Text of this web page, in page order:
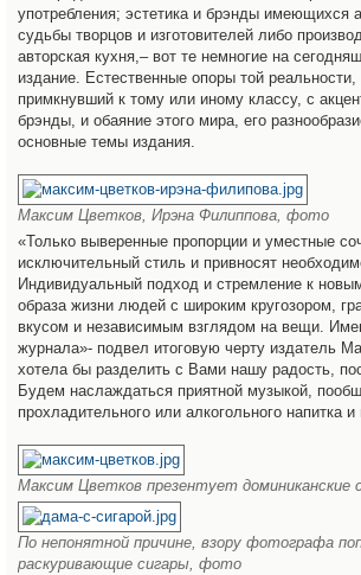
употребления; эстетика и брэнды имеющихся
судьбы творцов и изготовителей либо
авторская кухня,– вот те немногие на
издание. Естественные опоры той
примкнувший к тому или иному классу, с
брэнды, и обаяние этого мира, его
основные темы издания.
Максим Цветков, Ирэна Филиппова, фото
«Только выверенные пропорции и уместные
исключительный стиль и привносят
Индивидуальный подход и стремление к
образа жизни людей с широким кругозором,
вкусом и независимым взглядом на вещи.
журнала»- подвел итоговую черту издатель
хотела бы разделить с Вами нашу радость,
Будем наслаждаться приятной музыкой,
прохладительного или алкогольного напитка
Максим Цветков презентует доминиканские
По непонятной причине, взору фотографа
раскуривающие сигары, фото